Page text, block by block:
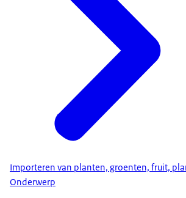
Importeren van planten, groenten, fruit,
Onderwerp